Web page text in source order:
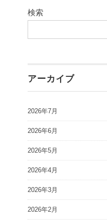
検索
アーカイブ
2026年7月
2026年6月
2026年5月
2026年4月
2026年3月
2026年2月